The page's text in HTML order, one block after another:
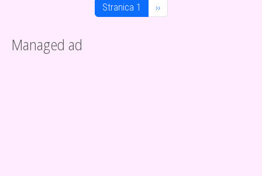
Managed ad
Stranica 1 Next page
››